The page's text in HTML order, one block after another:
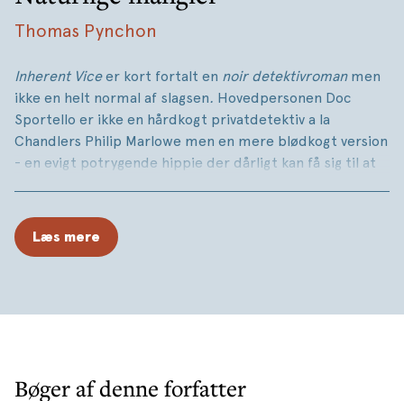
Thomas Pynchon
Inherent Viceer kort fortalt en noir detektivroman men
ikke en helt normal af slagsen. Hovedpersonen Doc
Sportello er ikke en hårdkogt privatdetektiv a la
Chandlers Philip Marlowe men en mere blødkogt version
- en evigt potrygende hippie der dårligt kan få sig til at
fingeraftryk og vidneforklaringer.
I overensstemmelse med krimigenrens konventioner
Læs mere
Bøger af denne forfatter